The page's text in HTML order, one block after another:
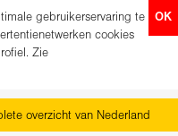
OK
gebruikerservaring te
cookies
Zie
overzicht van Nederland
programma